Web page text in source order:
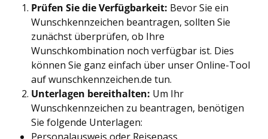
Prüfen Sie die Verfügbarkeit: Bevor Sie ein
Wunschkennzeichen beantragen, sollten Sie
zunächst überprüfen, ob Ihre
Wunschkombination noch verfügbar ist. Dies
können Sie ganz einfach über unser Online-Tool
auf wunschkennzeichen.de tun.
Unterlagen bereithalten: Um Ihr
Wunschkennzeichen zu beantragen, benötigen
Sie folgende Unterlagen: